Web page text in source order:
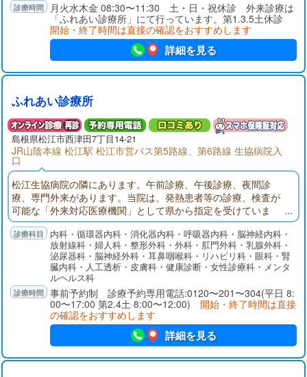
月火水木金 08:30〜11:30 土・日・祝休診 外来診療は
「ふれあい診療所」にて行っています。第1.3.5土休診
開始・終了時間は直接の確認をおすすめします
詳細を見る
ふれあい診療所
島根県松江市西津田7丁目14-21
JR山陰本線 松江駅 松江市営バス第5路線、第6路線 生協病院入
口
松江生協病院の隣にあります。午前診療、午後診療、夜間診
療、専門外来があります。当院は、発熱患者等の診療、検査が
可能な「外来対応医療機関」として県から指定を受けていま
す。
内科・循環器内科・消化器内科・呼吸器内科・脳神経内科・
放射線科・婦人科・整形外科・外科・肛門外科・乳腺外科・
泌尿器科・脳神経外科・耳鼻咽喉科・リハビリ科・眼科・腎
臓内科・人工透析・皮膚科・健康診断・女性診療科・メンタ
ルヘルス科
事前予約制 診療予約専用電話:0120〜201〜304(平日 8:
00〜17:00 第2.4土 8:00〜12:00) 開始・終了時間は直接
の確認をおすすめします
詳細を見る